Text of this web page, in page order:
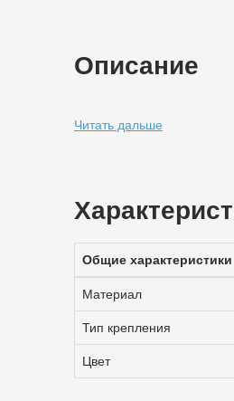
Описание
Читать дальше
Общие характеристики
Материал
Тип крепления
Цвет